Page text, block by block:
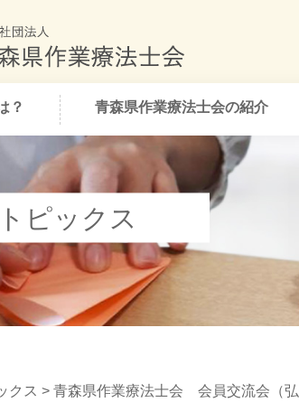
？ 青森県作業療法士会の紹介
トピックス
クス > 青森県作業療法士会 会員交流会（